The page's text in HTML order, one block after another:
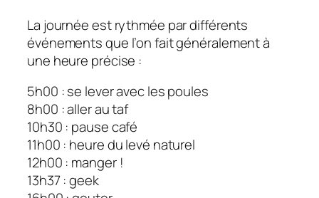
La journée est rythmée par différents
événements que l’on fait généralement à
une heure précise :
5h00 : se lever avec les poules
8h00 : aller au taf
10h30 : pause café
11h00 : heure du levé naturel
12h00 : manger !
13h37 : geek